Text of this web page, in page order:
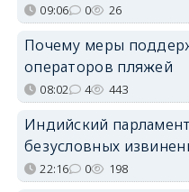
09:06 0 26
Почему меры
операторов пляжей
08:02 4 443
Индийский
безусловных
22:16 0 198